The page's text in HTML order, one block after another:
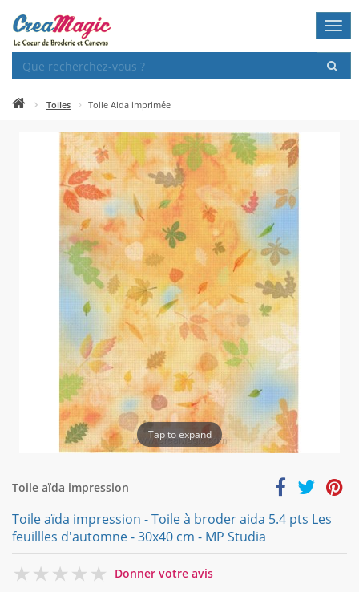
Toiles Toile Aida imprimée
Tap to expand
Toile aïda impression
Toile aïda impression - Toile à broder aida 5.4 pts Les
feuillles d'automne - 30x40 cm - MP Studia
0
Donner votre avis